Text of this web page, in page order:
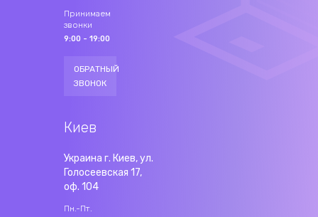
Принимаем
звонки
9:00 - 19:00
ОБРАТНЫЙ
ЗВОНОК
Киев
Украина г. Киев, ул.
Голосеевская 17,
оф. 104
Пн.-Пт.